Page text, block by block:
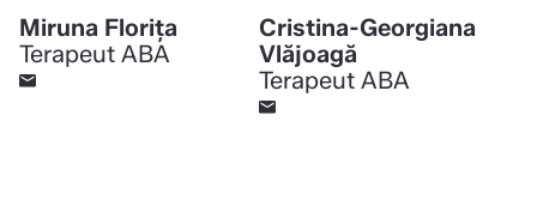
Miruna Floriţa
Terapeut ABA
Cristina-Georgiana
Vlăjoagă
Terapeut ABA